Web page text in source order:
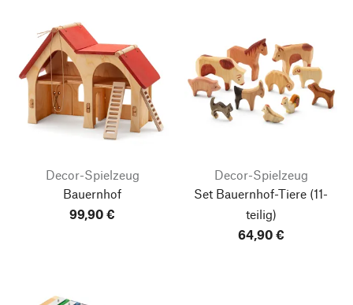
Decor-Spielzeug
Bauernhof
99,90 €
Decor-Spielzeug
Set Bauernhof-Tiere (11-
teilig)
64,90 €